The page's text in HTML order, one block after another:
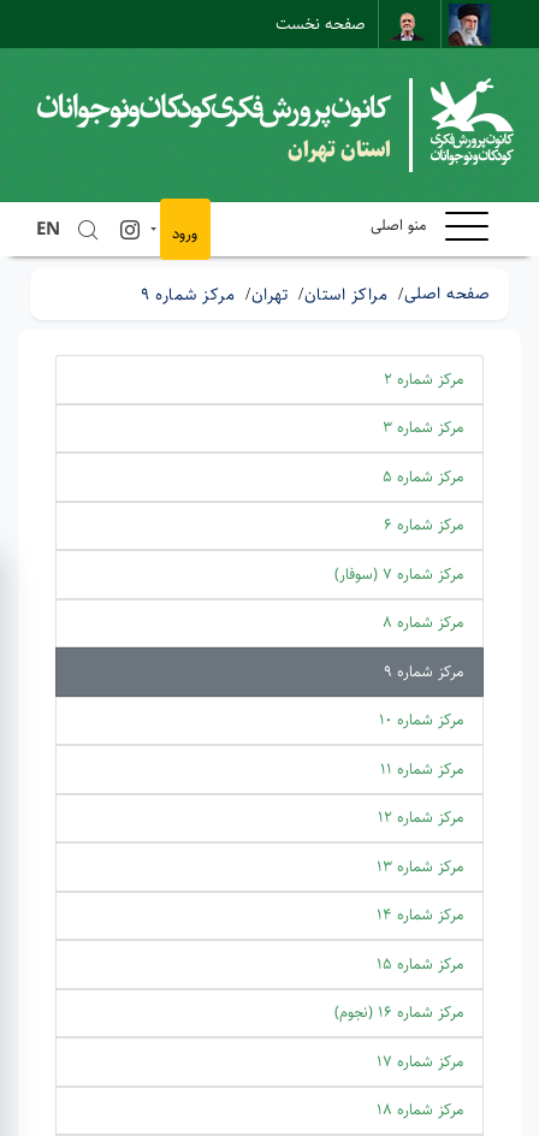
صفحه نخست
نقشه سایت
ارتباط مستقیم
استان تهران
منو اصلی EN ورود
صفحه اصلی مراکز استان تهران مرکز شماره 9
مرکز شماره 2
مرکز شماره 3
مرکز شماره 5
مرکز شماره 6
مرکز شماره 7 (سوفار)
مرکز شماره 8
مرکز شماره 9
مرکز شماره 10
مرکز شماره 11
مرکز شماره 12
مرکز شماره 13
مرکز شماره 14
مرکز شماره 15
مرکز شماره 16 (نجوم)
مرکز شماره 17
مرکز شماره 18